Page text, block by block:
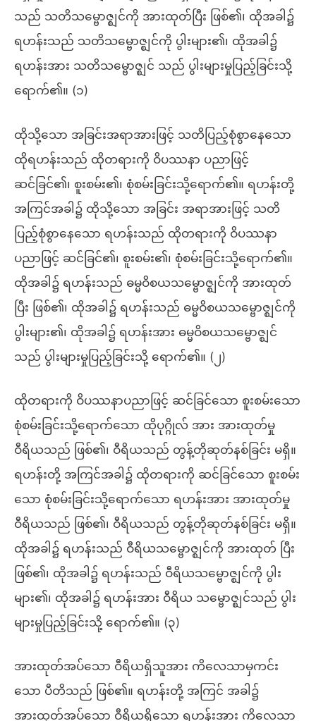
သည် သတိသမ္ဗောဇ္ဈင်ကို အားထုတ်ပြီး ဖြစ်၏၊ ထိုအခါ၌
ရဟန်းသည် သတိသမ္ဗောဇ္ဈင်ကို ပွါးများ၏၊ ထိုအခါ၌
ရဟန်းအား သတိသမ္ဗောဇ္ဈင် သည် ပွါးများမှုပြည့်ခြင်းသို့
ရောက်၏။ (၁)
ထိုသို့သော အခြင်းအရာအားဖြင့် သတိပြည့်စုံစွာနေသော
ထိုရဟန်းသည် ထိုတရားကို ဝိပဿနာ ပညာဖြင့်
ဆင်ခြင်၏၊ စူးစမ်း၏၊ စုံစမ်းခြင်းသို့ရောက်၏။ ရဟန်းတို့
အကြင်အခါ၌ ထိုသို့သော အခြင်း အရာအားဖြင့် သတိ
ပြည့်စုံစွာနေသော ရဟန်းသည် ထိုတရားကို ဝိပဿနာ
ပညာဖြင့် ဆင်ခြင်၏၊ စူးစမ်း၏၊ စုံစမ်းခြင်းသို့ရောက်၏။
ထိုအခါ၌ ရဟန်းသည် ဓမ္မဝိစယသမ္ဗောဇ္ဈင်ကို အားထုတ်
ပြီး ဖြစ်၏၊ ထိုအခါ၌ ရဟန်းသည် ဓမ္မဝိစယသမ္ဗောဇ္ဈင်ကို
ပွါးများ၏၊ ထိုအခါ၌ ရဟန်းအား ဓမ္မဝိစယသမ္ဗောဇ္ဈင်
သည် ပွါးများမှုပြည့်ခြင်းသို့ ရောက်၏။ (၂)
ထိုတရားကို ဝိပဿနာပညာဖြင့် ဆင်ခြင်သော စူးစမ်းသော
စုံစမ်းခြင်းသို့ရောက်သော ထိုပုဂ္ဂိုလ် အား အားထုတ်မှု
ဝီရိယသည် ဖြစ်၏၊ ဝီရိယသည် တွန့်တိုဆုတ်နစ်ခြင်း မရှိ။
ရဟန်းတို့ အကြင်အခါ၌ ထိုတရားကို ဆင်ခြင်သော စူးစမ်း
သော စုံစမ်းခြင်းသို့ရောက်သော ရဟန်းအား အားထုတ်မှု
ဝီရိယသည် ဖြစ်၏၊ ဝီရိယသည် တွန့်တိုဆုတ်နစ်ခြင်း မရှိ။
ထိုအခါ၌ ရဟန်းသည် ဝီရိယသမ္ဗောဇ္ဈင်ကို အားထုတ် ပြီး
ဖြစ်၏၊ ထိုအခါ၌ ရဟန်းသည် ဝီရိယသမ္ဗောဇ္ဈင်ကို ပွါး
များ၏၊ ထိုအခါ၌ ရဟန်းအား ဝီရိယ သမ္ဗောဇ္ဈင်သည် ပွါး
များမှုပြည့်ခြင်းသို့ ရောက်၏။ (၃)
အားထုတ်အပ်သော ဝီရိယရှိသူအား ကိလေသာမှကင်း
သော ပီတိသည် ဖြစ်၏။ ရဟန်းတို့ အကြင် အခါ၌
အားထုတ်အပ်သော ဝီရိယရှိသော ရဟန်းအား ကိလေသာ